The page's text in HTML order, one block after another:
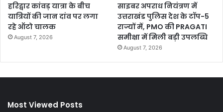
हरिद्वार कांवड़ यात्रा के बीच
यात्रियों की जान दांव पर लगा
रहे ऑटो चालक
August 7, 2026
साइबर अपराध नियंत्रण में
उत्तराखंड पुलिस देश के टॉप-5
राज्यों में, PMO की PRAGATI
समीक्षा में मिली बड़ी उपलब्धि
August 7, 2026
Most Viewed Posts